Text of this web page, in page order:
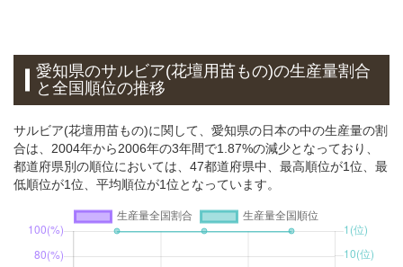
愛知県のサルビア(花壇用苗もの)の生産量割合
と全国順位の推移
サルビア(花壇用苗もの)に関して、愛知県の日本の中の生産量の割
合は、2004年から2006年の3年間で1.87%の減少となっており、
都道府県別の順位においては、47都道府県中、最高順位が1位、最
低順位が1位、平均順位が1位となっています。